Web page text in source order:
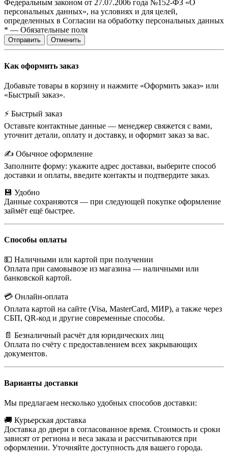
Федеральным законом от 27.07.2006 года №152-ФЗ «О
персональных данных», на условиях и для целей,
определенных в Согласии на обработку персональных данных
* — Обязательные поля
Отправить Отменить
Как оформить заказ
Добавьте товары в корзину и нажмите «Оформить заказ» или
«Быстрый заказ».
⚡ Быстрый заказ
Оставьте контактные данные — менеджер свяжется с вами,
уточнит детали, оплату и доставку, и оформит заказ за вас.
✍️ Обычное оформление
Заполните форму: укажите адрес доставки, выберите способ
доставки и оплаты, введите контакты и подтвердите заказ.
💾 Удобно
Данные сохраняются — при следующей покупке оформление
займёт ещё быстрее.
Способы оплаты
💵 Наличными или картой при получении
Оплата при самовывозе из магазина — наличными или
банковской картой.
💳 Онлайн-оплата
Оплата картой на сайте (Visa, MasterCard, МИР), а также через
СБП, QR-код и другие современные способы.
📄 Безналичный расчёт для юридических лиц
Оплата по счёту с предоставлением всех закрывающих
документов.
Варианты доставки
Мы предлагаем несколько удобных способов доставки:
🚚 Курьерская доставка
Доставка до двери в согласованное время. Стоимость и сроки
зависят от региона и веса заказа и рассчитываются при
оформлении. Уточняйте доступность для вашего города.